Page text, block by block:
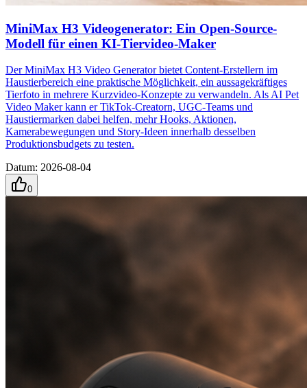
MiniMax H3 Videogenerator: Ein Open-Source-
Modell für einen KI-Tiervideo-Maker
Der MiniMax H3 Video Generator bietet Content-Erstellern im
Haustierbereich eine praktische Möglichkeit, ein aussagekräftiges
Tierfoto in mehrere Kurzvideo-Konzepte zu verwandeln. Als AI Pet
Video Maker kann er TikTok-Creatorn, UGC-Teams und
Haustiermarken dabei helfen, mehr Hooks, Aktionen,
Kamerabewegungen und Story-Ideen innerhalb desselben
Produktionsbudgets zu testen.
Datum: 2026-08-04
0